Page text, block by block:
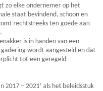
zo elke ondernemer op het
staat bevindend, schoon en
rechtstreeks ten goede aan
is in handen van een
wordt aangesteld en dat
tot een geregeld
– 2021’ als het beleidsstuk